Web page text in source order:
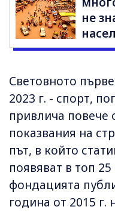
не
Световното
2023 г. - спорт,
привлича повече
показвания на
път, в който
появяват в топ
фондацията
година от 2015 г.